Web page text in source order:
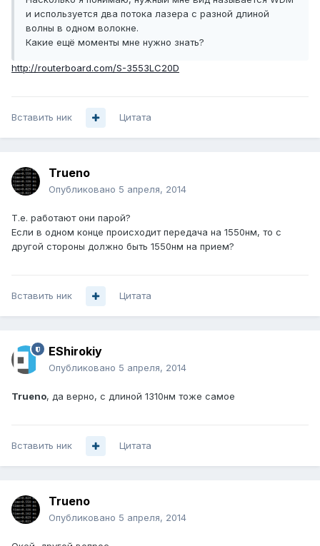
и используется два потока лазера с разной длиной
волны в одном волокне.
Какие ещё моменты мне нужно знать?
http://routerboard.com/S-3553LC20D
Вставить ник Цитата
Trueno
Опубликовано 5 апреля, 2014
Т.е. работают они парой?
Если в одном конце происходит передача на 1550нм, то с
другой стороны должно быть 1550нм на прием?
Вставить ник Цитата
EShirokiy
Опубликовано 5 апреля, 2014
Trueno, да верно, с длиной 1310нм тоже самое
Вставить ник Цитата
Trueno
Опубликовано 5 апреля, 2014